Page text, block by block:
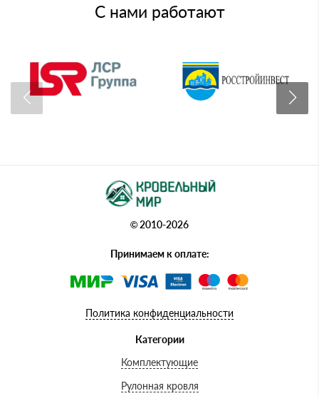
С нами работают
© 2010-2026
Принимаем к оплате:
Политика конфиденциальности
Категории
Комплектующие
Рулонная кровля